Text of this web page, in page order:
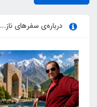
درباره‌ی سفرهای ناز...